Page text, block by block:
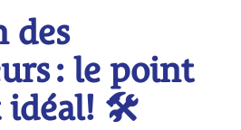
des
: le point
idéal! 🛠️